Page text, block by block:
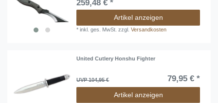
259,48 € *
Artikel anzeigen
*inkl. ges. MwSt. zzgl.Versandkosten
United Cutlery Honshu Fighter
UVP 104,95 € 79,95 € *
Artikel anzeigen